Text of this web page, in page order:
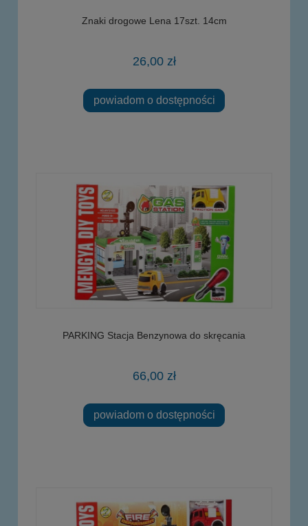
Znaki drogowe Lena 17szt. 14cm
26,00 zł
powiadom o dostępności
PARKING Stacja Benzynowa do skręcania
66,00 zł
powiadom o dostępności